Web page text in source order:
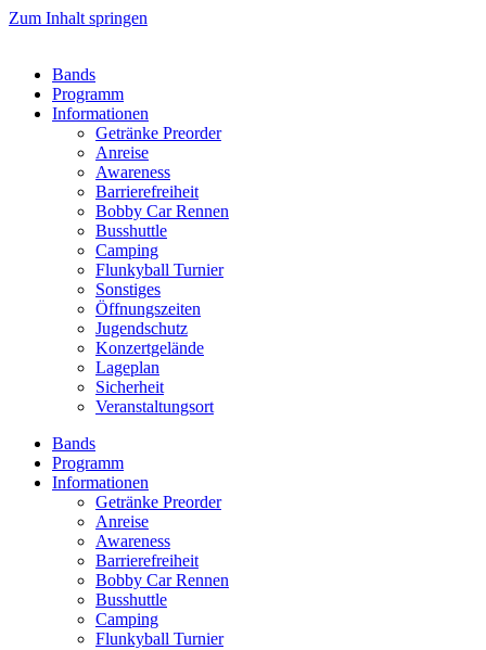
Zum Inhalt springen
Bands
Programm
Informationen
Getränke Preorder
Anreise
Awareness
Barrierefreiheit
Bobby Car Rennen
Busshuttle
Camping
Flunkyball Turnier
Sonstiges
Öffnungszeiten
Jugendschutz
Konzertgelände
Lageplan
Sicherheit
Veranstaltungsort
Bands
Programm
Informationen
Getränke Preorder
Anreise
Awareness
Barrierefreiheit
Bobby Car Rennen
Busshuttle
Camping
Flunkyball Turnier